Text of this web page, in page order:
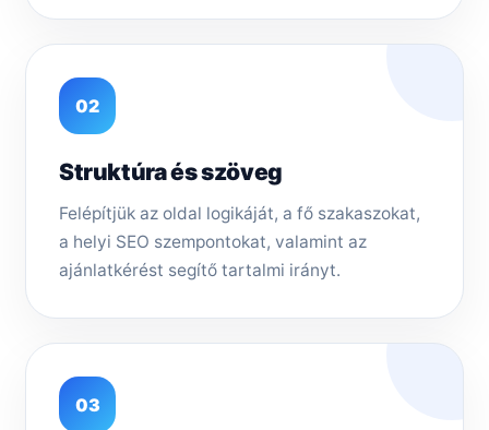
02
Struktúra és szöveg
Felépítjük az oldal logikáját, a fő szakaszokat,
a helyi SEO szempontokat, valamint az
ajánlatkérést segítő tartalmi irányt.
03